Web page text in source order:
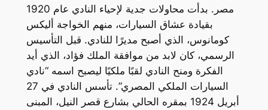
مصر. بدأت محاولات جدية لإحياء النادي عام 1920
بقيادة عشاق السيارات، منهم الخواجة أليكس
كومانوس، الذي أصبح مديرًا للنادي. قبل التأسيس
الرسمي، كان لابد من موافقة الملك فؤاد، الذي أيد
الفكرة ومنح النادي لقبًا ملكيًا ليصبح اسمه “نادي
السيارات الملكي المصري”. تأسس النادي في 27
أبريل 1924 بمقره الحالي بشارع قصر النيل، المبنى